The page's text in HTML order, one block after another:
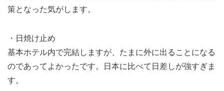
策となった気がします。
・日焼け止め
基本ホテル内で完結しますが、たまに外に出ることになる
のであってよかったです。日本に比べて日差しが強すぎま
す。